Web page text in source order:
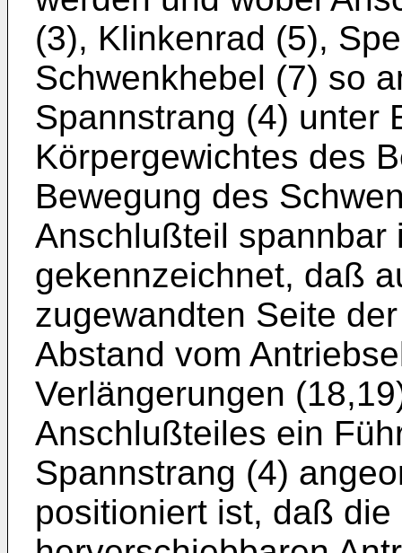
(3), Klinkenrad (5),
Schwenkhebel (7) so
Spannstrang (4) unter
Körpergewichtes des
Bewegung des
Anschlußteil spannbar
gekennzeichnet, daß
zugewandten Seite
Abstand vom
Verlängerungen
Anschlußteiles ein
Spannstrang (4)
positioniert ist, daß